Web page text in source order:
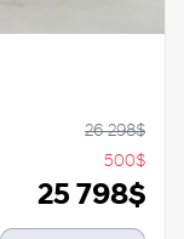
26 298$
500$
25 798$